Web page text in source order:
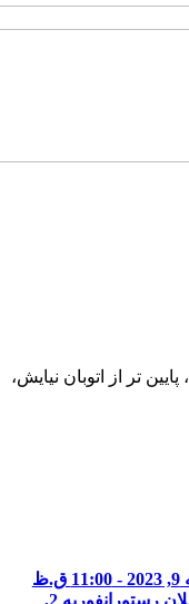
تر از اتوبان نیایش،
رستوران
فوریه 2,